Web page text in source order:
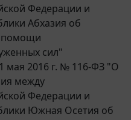
Абхазия об
помощи
сил"
мая 2016 г. № 116-ФЗ "О
между
Федерации и
Южная Осетия об
помощи